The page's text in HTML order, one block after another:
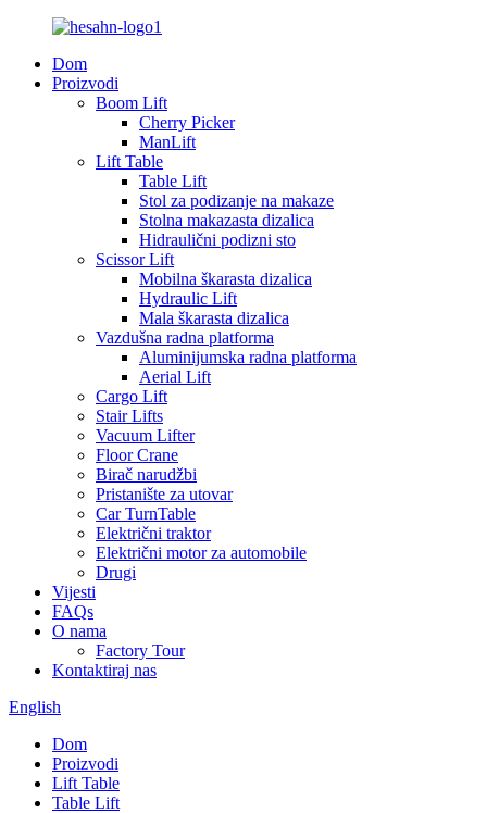
Dom
Proizvodi
Boom Lift
Cherry Picker
ManLift
Lift Table
Table Lift
Stol za podizanje na makaze
Stolna makazasta dizalica
Hidraulični podizni sto
Scissor Lift
Mobilna škarasta dizalica
Hydraulic Lift
Mala škarasta dizalica
Vazdušna radna platforma
Aluminijumska radna platforma
Aerial Lift
Cargo Lift
Stair Lifts
Vacuum Lifter
Floor Crane
Birač narudžbi
Pristanište za utovar
Car TurnTable
Električni traktor
Električni motor za automobile
Drugi
Vijesti
FAQs
O nama
Factory Tour
Kontaktiraj nas
English
Dom
Proizvodi
Lift Table
Table Lift